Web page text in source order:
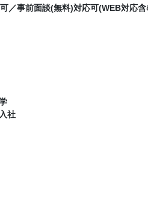
／事前面談(無料)対応可(WEB対応
社